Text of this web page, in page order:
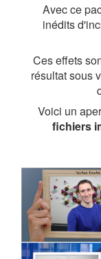
Avec ce
inédits
Ces effets
résultat sous
Voici un
fichiers